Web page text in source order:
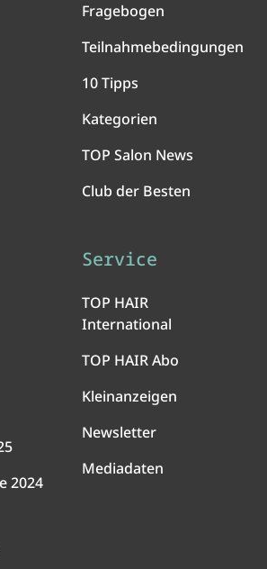
Fragebogen
Teilnahmebedingungen
10 Tipps
Kategorien
TOP Salon News
Club der Besten
2024
Service
TOP HAIR
International
TOP HAIR Abo
Kleinanzeigen
Newsletter
Mediadaten